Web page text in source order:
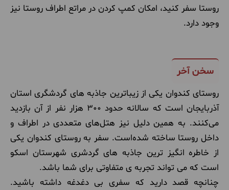
روستا سفر کنید، امکان کمپ کردن در مراتع اطراف روستا نیز
وجود دارد.
سخن آخر
روستای کندوان یکی از زیباترین جاذبه های گردشگری استان
آذربایجان است که سالانه حدود 300 هزار نفر از آن بازدید
می‌کنند. به همین دلیل نیز هتل‌های متعددی در اطراف و
داخل روستا ساخته شده‌است. سفر به روستای کندوان یکی
از خاطره انگیز ترین جاذبه های گردشری شهرستان اسکو
است که می تواند تجربه ی متفاوتی برای شما باشد.
چنانچه قصد دارید که سفری بی دغدغه داشته باشید.